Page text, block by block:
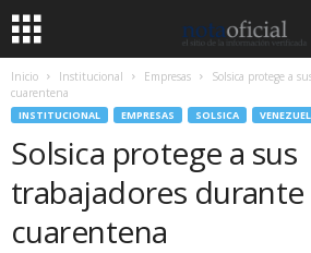
Inicio Institucional Empresas
Solsica protege a
cuarentena
INSTITUCIONAL EMPRESAS SOLSICA
Solsica protege a sus
trabajadores durante
cuarentena